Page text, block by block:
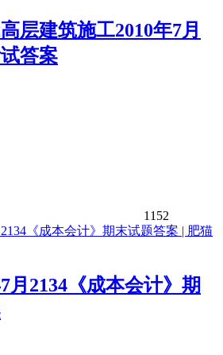
层建筑施工2010年7月
答案
1152
月2134《成本会计》期